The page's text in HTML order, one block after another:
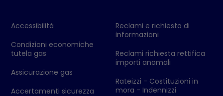
Accessibilità
Condizioni economiche
tutela gas
Assicurazione gas
Accertamenti sicurezza
Reclami e richiesta di
informazioni
Reclami richiesta rettifica
importi anomali
Rateizzi - Costituzioni in
mora - Indennizzi